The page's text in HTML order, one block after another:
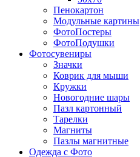
Пенокартон
Модульные картины
ФотоПостеры
ФотоПодушки
Фотоcувениры
Значки
Коврик для мыши
Кружки
Новогодние шары
Пазл картонный
Тарелки
Магниты
Пазлы магнитные
Одежда с Фото